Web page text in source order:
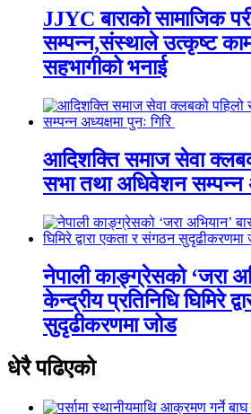
JJYC बाराको सामाजिक
सम्पन्न,संस्थाले उत्कृष्ट
सहभागीको भनाई
आदिशक्ति समाज सेवा
सभा तथा अधिवेशन सम्पन्न
नेपाली काङ्ग्रेसको ‘जरा
केन्द्रीय प्रतिनिधि घिमिरे
सुदृढीकरणमा जोड
धेरै पढिएको